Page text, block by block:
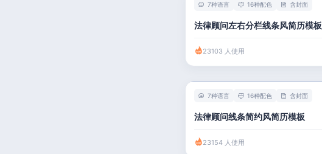
7种语言 16种配色 含封面
法律顾问左右分栏线条风简历模板
23103 人使用
7种语言 16种配色 含封面
法律顾问线条简约风简历模板
23154 人使用